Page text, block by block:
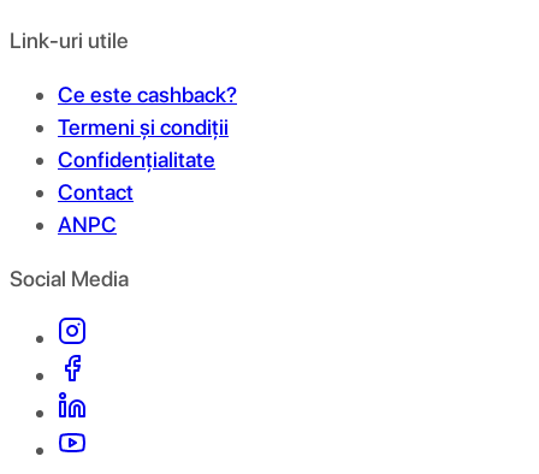
Link-uri utile
Ce este cashback?
Termeni și condiții
Confidențialitate
Contact
ANPC
Social Media